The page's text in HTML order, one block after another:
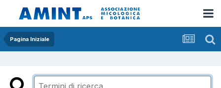
Pagina Iniziale